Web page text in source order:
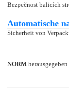
Bezpečnost balicích
Automatische
Sicherheit von
NORM herausgegeben